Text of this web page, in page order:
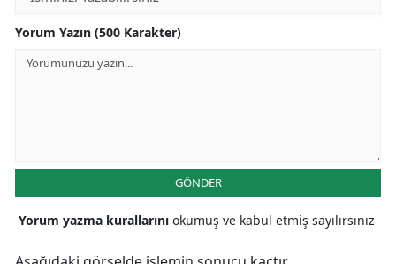
Yorum Yazın (500 Karakter)
GÖNDER
Yorum yazma kurallarını okumuş ve kabul etmiş sayılırsınız